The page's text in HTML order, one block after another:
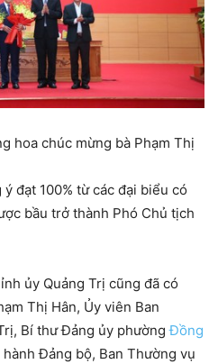
hoa chúc mừng bà Phạm Thị
đạt 100% từ các đại biểu có
bầu trở thành Phó Chủ tịch
ủy Quảng Trị cũng đã có
Thị Hân, Ủy viên Ban
Bí thư Đảng ủy phườngĐồng
Đảng bộ, Ban Thường vụ